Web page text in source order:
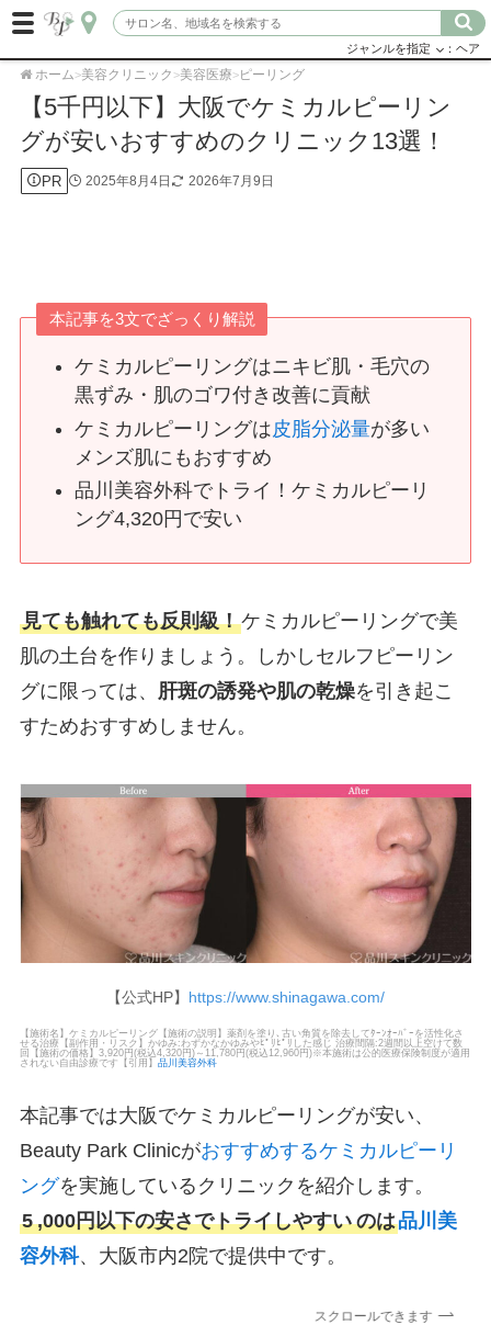
ジャンルを指定 ：ヘア
ホーム>美容クリニック >美容医療>ピーリング
【5千円以下】大阪でケミカルピーリン
グが安いおすすめのクリニック13選！
PR 2025年8月4日 2026年7月9日
本記事を3文でざっくり解説
ケミカルピーリングはニキビ肌・毛穴の
黒ずみ・肌のゴワ付き改善に貢献
ケミカルピーリングは皮脂分泌量が多い
メンズ肌にもおすすめ
品川美容外科でトライ！ケミカルピーリ
ング4,320円で安い
見ても触れても反則級！ケミカルピーリングで美
肌の土台を作りましょう。しかしセルフピーリン
グに限っては、
肝斑の誘発や肌の乾燥を引き起こ
すためおすすめしません。
【公式HP】 https://www.shinagawa.com/
【施術名】ケミカルピーリング【施術の説明】薬剤を塗り､古い角質を除去してﾀｰﾝｵｰﾊﾞｰを活性化さ
せる治療【副作用・リスク】かゆみ:わずかなかゆみやﾋﾟﾘﾋﾟﾘした感じ 治療間隔:2週間以上空けて数
回【施術の価格】3,920円(税込4,320円)～11,780円(税込12,960円)※本施術は公的医療保険制度が適用
されない自由診療です【引用】 品川美容外科
本記事では大阪でケミカルピーリングが安い、
Beauty Park Clinicがおすすめするケミカルピーリ
ングを実施しているクリニックを紹介します。
5 ,000円以下の安さでトライしやすい のは品川美
容外科、大阪市内2院で提供中です。
スクロールできます